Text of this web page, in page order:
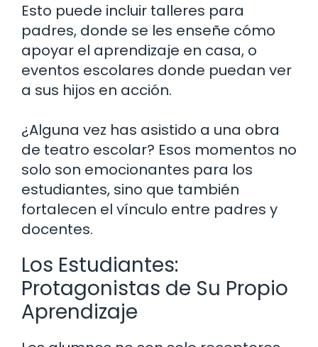
Esto puede incluir talleres para
padres, donde se les enseñe cómo
apoyar el aprendizaje en casa, o
eventos escolares donde puedan ver
a sus hijos en acción.
¿Alguna vez has asistido a una obra
de teatro escolar? Esos momentos no
solo son emocionantes para los
estudiantes, sino que también
fortalecen el vínculo entre padres y
docentes.
Los Estudiantes:
Protagonistas de Su Propio
Aprendizaje